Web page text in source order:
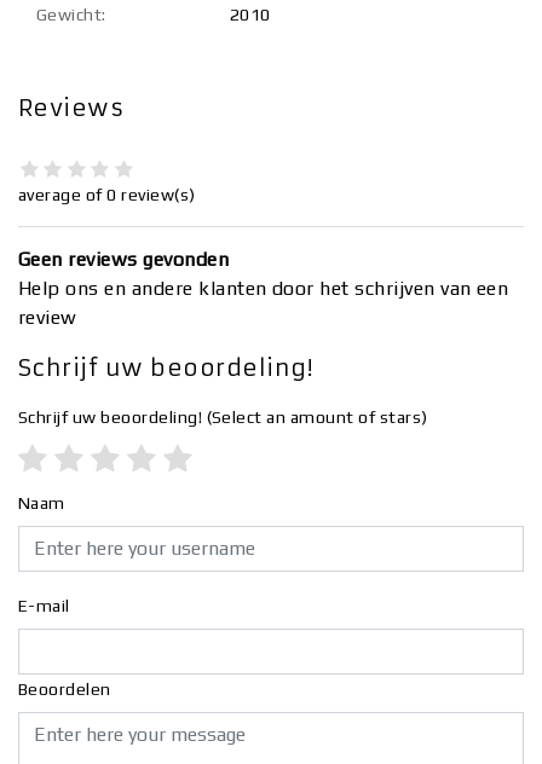
Gewicht: 2010
Reviews
average of 0 review(s)
Geen reviews gevonden
Help ons en andere klanten door het schrijven van een
review
Schrijf uw beoordeling!
Schrijf uw beoordeling! (Select an amount of stars)
Naam
E-mail
Beoordelen